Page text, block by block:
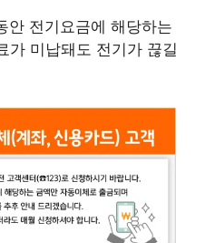
안 전기요금에 해당하는
가 미납돼도 전기가 끊길